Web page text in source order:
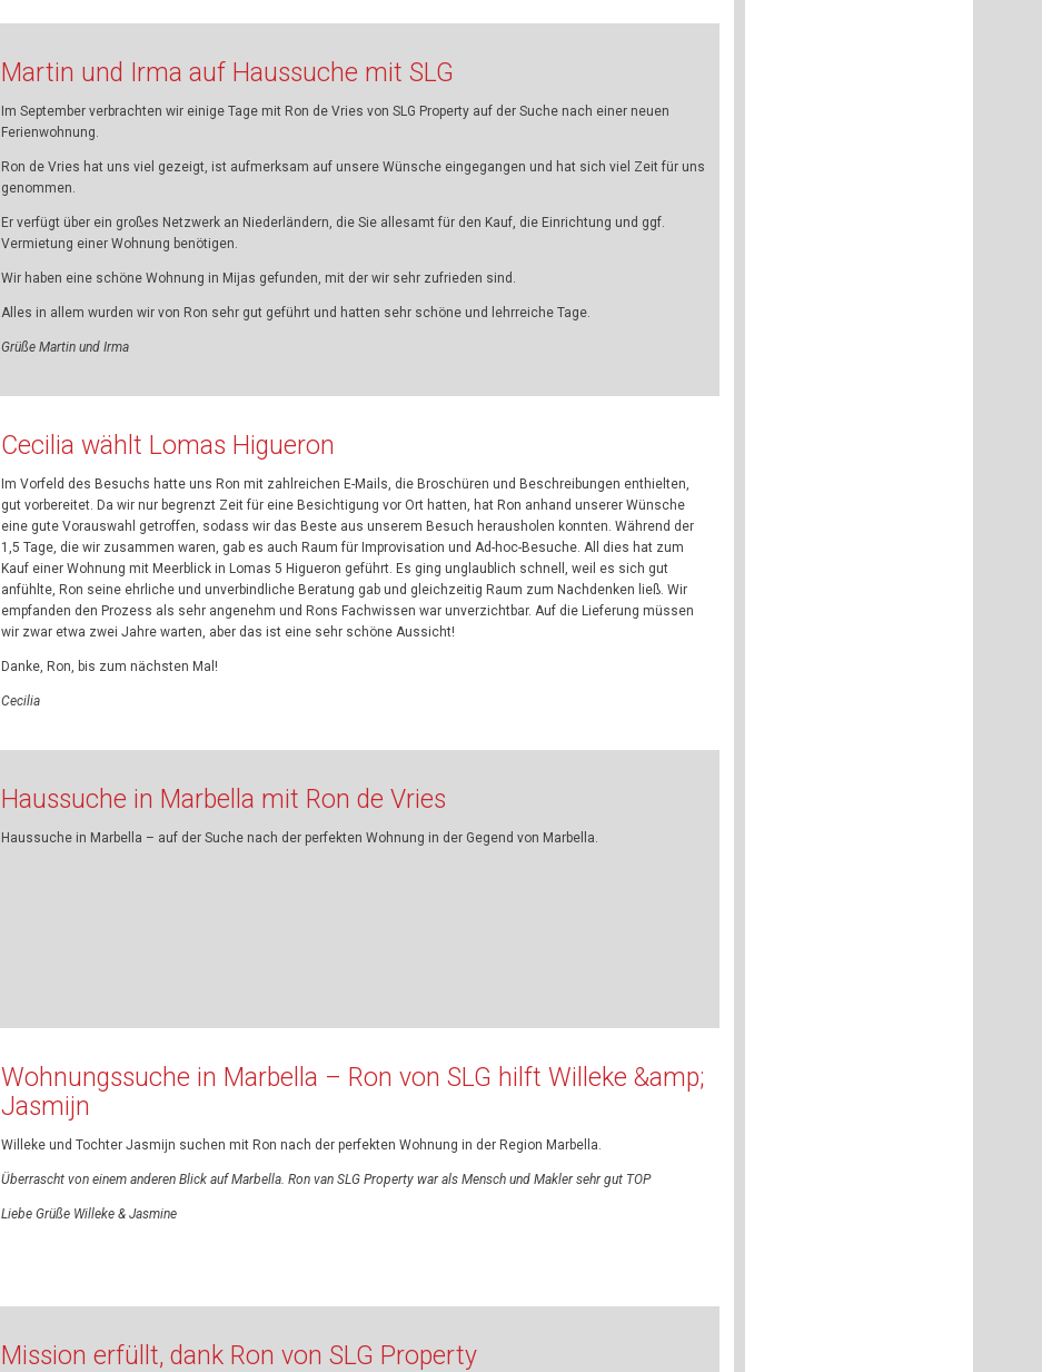
Martin und Irma auf Haussuche mit SLG
Im September verbrachten wir einige Tage mit Ron de Vries von SLG Property auf der Suche nach einer neuen
Ferienwohnung.
Ron de Vries hat uns viel gezeigt, ist aufmerksam auf unsere Wünsche eingegangen und hat sich viel Zeit für uns
genommen.
Er verfügt über ein großes Netzwerk an Niederländern, die Sie allesamt für den Kauf, die Einrichtung und ggf.
Vermietung einer Wohnung benötigen.
Wir haben eine schöne Wohnung in Mijas gefunden, mit der wir sehr zufrieden sind.
Alles in allem wurden wir von Ron sehr gut geführt und hatten sehr schöne und lehrreiche Tage.
Grüße Martin und Irma
Cecilia wählt Lomas Higueron
Im Vorfeld des Besuchs hatte uns Ron mit zahlreichen E-Mails, die Broschüren und Beschreibungen enthielten,
gut vorbereitet. Da wir nur begrenzt Zeit für eine Besichtigung vor Ort hatten, hat Ron anhand unserer Wünsche
eine gute Vorauswahl getroffen, sodass wir das Beste aus unserem Besuch herausholen konnten. Während der
1,5 Tage, die wir zusammen waren, gab es auch Raum für Improvisation und Ad-hoc-Besuche. All dies hat zum
Kauf einer Wohnung mit Meerblick in Lomas 5 Higueron geführt. Es ging unglaublich schnell, weil es sich gut
anfühlte, Ron seine ehrliche und unverbindliche Beratung gab und gleichzeitig Raum zum Nachdenken ließ. Wir
empfanden den Prozess als sehr angenehm und Rons Fachwissen war unverzichtbar. Auf die Lieferung müssen
wir zwar etwa zwei Jahre warten, aber das ist eine sehr schöne Aussicht!
Danke, Ron, bis zum nächsten Mal!
Cecilia
Haussuche in Marbella mit Ron de Vries
Haussuche in Marbella – auf der Suche nach der perfekten Wohnung in der Gegend von Marbella.
Wohnungssuche in Marbella – Ron von SLG hilft Willeke &amp;
Jasmijn
Willeke und Tochter Jasmijn suchen mit Ron nach der perfekten Wohnung in der Region Marbella.
Überrascht von einem anderen Blick auf Marbella. Ron van SLG Property war als Mensch und Makler sehr gut TOP
Liebe Grüße Willeke & Jasmine
Mission erfüllt, dank Ron von SLG Property